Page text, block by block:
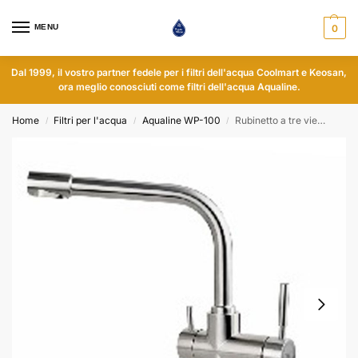
MENU 0
Dal 1999, il vostro partner fedele per i filtri dell'acqua Coolmart e Keosan,
ora meglio conosciuti come filtri dell'acqua Aqualine.
Home / Filtri per l'acqua / Aqualine WP-100 / Rubinetto a tre vie